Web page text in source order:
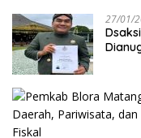
27/01/